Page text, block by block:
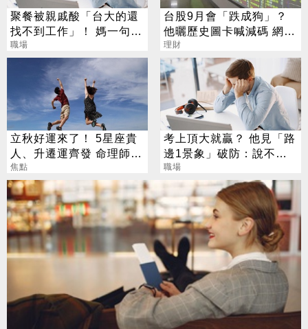
聚餐被親戚酸「台大的還
找不到工作」！ 媽一句神
回戰場秒靜音
職場
台股9月會「跌成狗」？
他曬歷史圖卡喊減碼 網看
法兩極
理財
立秋好運來了！ 5星座貴
人、升遷運齊發 命理師：
把握黃金轉運期
焦點
考上頂大就贏？ 他見「路
邊1景象」破防：說不清
的挫敗感
職場